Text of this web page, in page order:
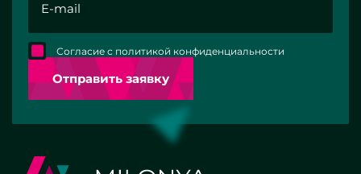
Отправить заявку
Согласие с политикой конфиденциальности